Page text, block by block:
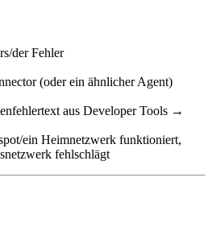
der Fehler
(oder ein ähnlicher Agent)
aus Developer Tools →
ein Heimnetzwerk funktioniert,
fehlschlägt